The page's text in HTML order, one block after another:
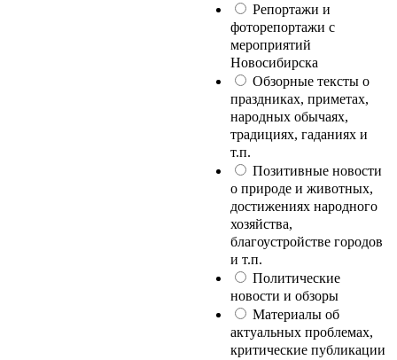
Репортажи и
фоторепортажи с
мероприятий
Новосибирска
Обзорные тексты о
праздниках, приметах,
народных обычаях,
традициях, гаданиях и
т.п.
Позитивные новости
о природе и животных,
достижениях народного
хозяйства,
благоустройстве городов
и т.п.
Политические
новости и обзоры
Материалы об
актуальных проблемах,
критические публикации